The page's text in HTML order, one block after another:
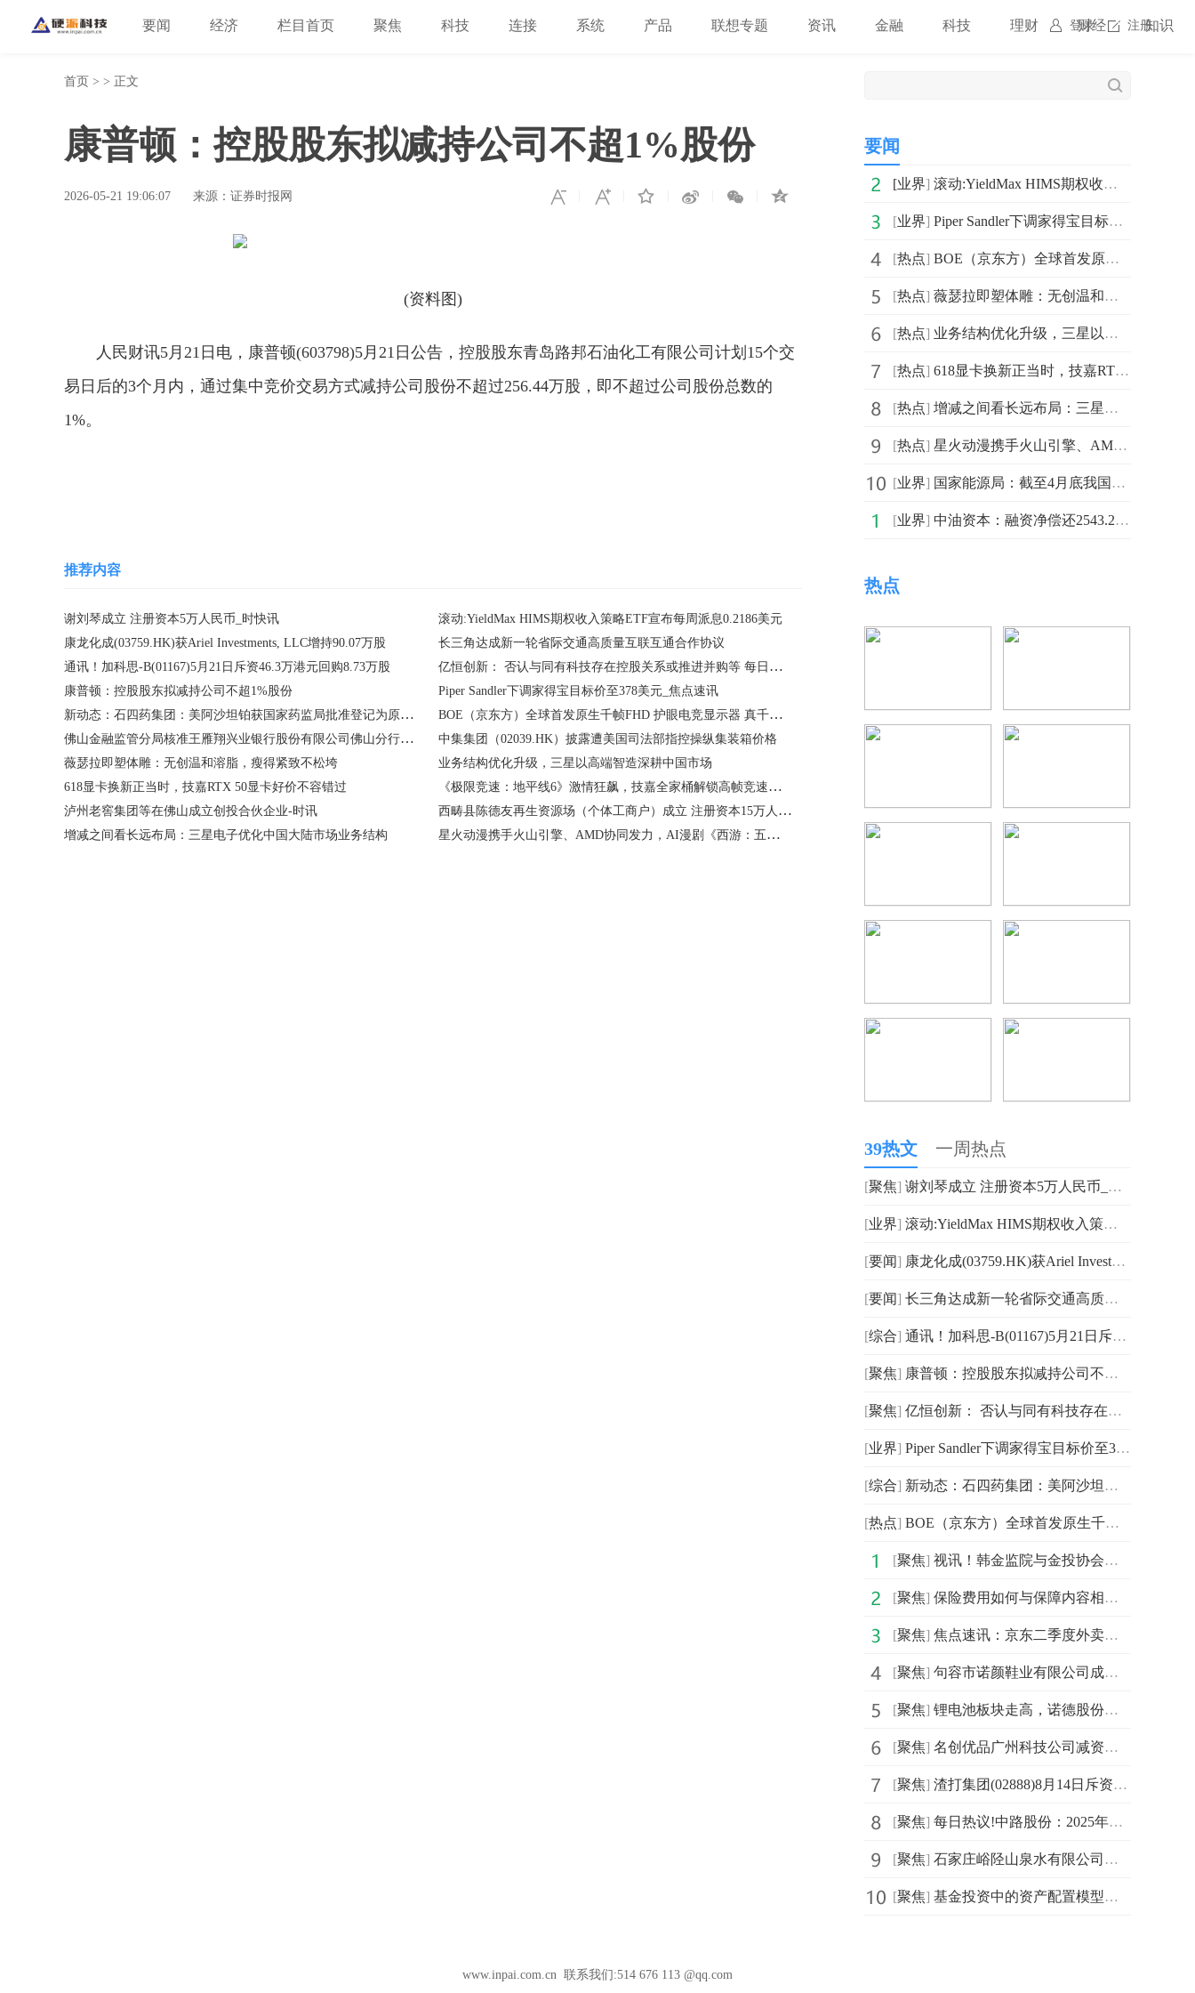
登录 注册
要闻 经济 栏目首页 聚焦 科技 连接 系统 产品 联想专题 资讯 金融 科技 理财 财经 知识
首页 > > 正文
康普顿：控股股东拟减持公司不超1%股份
2026-05-21 19:06:07 来源：证券时报网
(资料图)
人民财讯5月21日电，康普顿(603798)5月21日公告，控股股东青岛路邦石油化工有限公司计划15个交
易日后的3个月内，通过集中竞价交易方式减持公司股份不超过256.44万股，即不超过公司股份总数的
1%。
推荐内容
谢刘琴成立 注册资本5万人民币_时快讯
滚动:YieldMax HIMS期权收入策略ETF宣布每周派息0.2186美元
康龙化成(03759.HK)获Ariel Investments, LLC增持90.07万股
长三角达成新一轮省际交通高质量互联互通合作协议
通讯！加科思-B(01167)5月21日斥资46.3万港元回购8.73万股
亿恒创新： 否认与同有科技存在控股关系或推进并购等 每日报道
康普顿：控股股东拟减持公司不超1%股份 Piper Sandler下调家得宝目标价至378美元_焦点速讯
新动态：石四药集团：美阿沙坦铂获国家药监局批准登记为原料药
BOE（京东方）全球首发原生千帧FHD 护眼电竞显示器 真千帧硬实力引领电竞高刷新时代
佛山金融监管分局核准王雁翔兴业银行股份有限公司佛山分行副行长任职资格|观焦点
中集集团（02039.HK）披露遭美国司法部指控操纵集装箱价格
薇瑟拉即塑体雕：无创温和溶脂，瘦得紧致不松垮
业务结构优化升级，三星以高端智造深耕中国市场
618显卡换新正当时，技嘉RTX 50显卡好价不容错过
《极限竞速：地平线6》激情狂飙，技嘉全家桶解锁高帧竞速体验
泸州老窖集团等在佛山成立创投合伙企业-时讯 西畴县陈德友再生资源场（个体工商户）成立 注册资本15万人民币
增减之间看长远布局：三星电子优化中国大陆市场业务结构 星火动漫携手火山引擎、AMD协同发力，AI漫剧《西游：五指山上贴瓷砖》登顶春节档
要闻
[业界] 滚动:YieldMax HIMS期权收入策略ETF宣布每周派息0.2186美元
[业界] Piper Sandler下调家得宝目标价至378美元_焦点速讯
[热点] BOE（京东方）全球首发原生千帧FHD 护眼电竞显示器 真千帧硬实力引领电竞高刷新时代
[热点] 薇瑟拉即塑体雕：无创温和溶脂，瘦得紧致不松垮
[热点] 业务结构优化升级，三星以高端智造深耕中国市场
[热点] 618显卡换新正当时，技嘉RTX 50显卡好价不容错过
[热点] 增减之间看长远布局：三星电子优化中国大陆市场业务结构
[热点] 星火动漫携手火山引擎、AMD协同发力，AI漫剧《西游：五指山上贴瓷砖》登顶春节档
[业界] 国家能源局：截至4月底我国电动汽车充电基础设施（枪）总数达到2195.5万个-实时
[业界] 中油资本：融资净偿还2543.2万元，融资余额22.39亿元 每日热门
热点
39热文 一周热点
[聚焦] 谢刘琴成立 注册资本5万人民币_时快讯
[业界] 滚动:YieldMax HIMS期权收入策略ETF宣布每周派息0.2186美元
[要闻] 康龙化成(03759.HK)获Ariel Investments, LLC增持90.07万股
[要闻] 长三角达成新一轮省际交通高质量互联互通合作协议
[综合] 通讯！加科思-B(01167)5月21日斥资46.3万港元回购8.73万股
[聚焦] 康普顿：控股股东拟减持公司不超1%股份
[聚焦] 亿恒创新： 否认与同有科技存在控股关系或推进并购等 每日报道
[业界] Piper Sandler下调家得宝目标价至378美元_焦点速讯
[综合] 新动态：石四药集团：美阿沙坦铂获国家药监局批准登记为原料药
[热点] BOE（京东方）全球首发原生千帧FHD 护眼电竞显示器 真千帧硬实力引领电竞高刷新时代
[聚焦] 视讯！韩金监院与金投协会称将为韩股市保驾护航
[聚焦] 保险费用如何与保障内容相匹配？
[聚焦] 焦点速讯：京东二季度外卖等新业务收入同比增超一倍
[聚焦] 句容市诺颜鞋业有限公司成立 注册资本200万人民币
[聚焦] 锂电池板块走高，诺德股份涨停 焦点精选
[聚焦] 名创优品广州科技公司减资至3.1亿_当前信息
[聚焦] 渣打集团(02888)8月14日斥资734.64万英镑回购52.27万股_焦点热讯
[聚焦] 每日热议!中路股份：2025年半年度净利润约-831万元
[聚焦] 石家庄峪陉山泉水有限公司成立 注册资本68万人民币
[聚焦] 基金投资中的资产配置模型有哪些应用？_今日看点
www.inpai.com.cn 联系我们:514 676 113 @qq.com